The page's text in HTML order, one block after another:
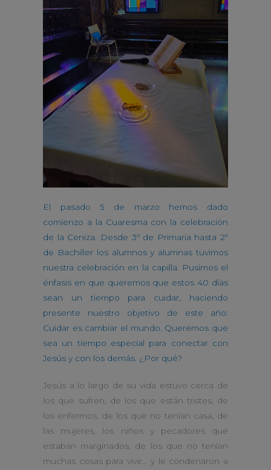
El pasado 5 de marzo hemos dado
comienzo a la Cuaresma con la celebración
de la Ceniza. Desde 3º de Primaria hasta 2º
de Bachiller los alumnos y alumnas tuvimos
nuestra celebración en la capilla. Pusimos el
énfasis en que queremos que estos 40 días
sean un tiempo para cuidar, haciendo
presente nuestro objetivo de este año:
Cuidar es cambiar el mundo. Queremos que
sea un tiempo especial para conectar con
Jesús y con los demás. ¿Por qué?
Jesús a lo largo de su vida estuvo cerca de
los que sufren, de los que están tristes, de
los enfermos, de los que no tenían casa, de
las mujeres, los niños y pecadores que
estaban marginados, de los que no tenían
muchas cosas para vivir… y le condenaron a